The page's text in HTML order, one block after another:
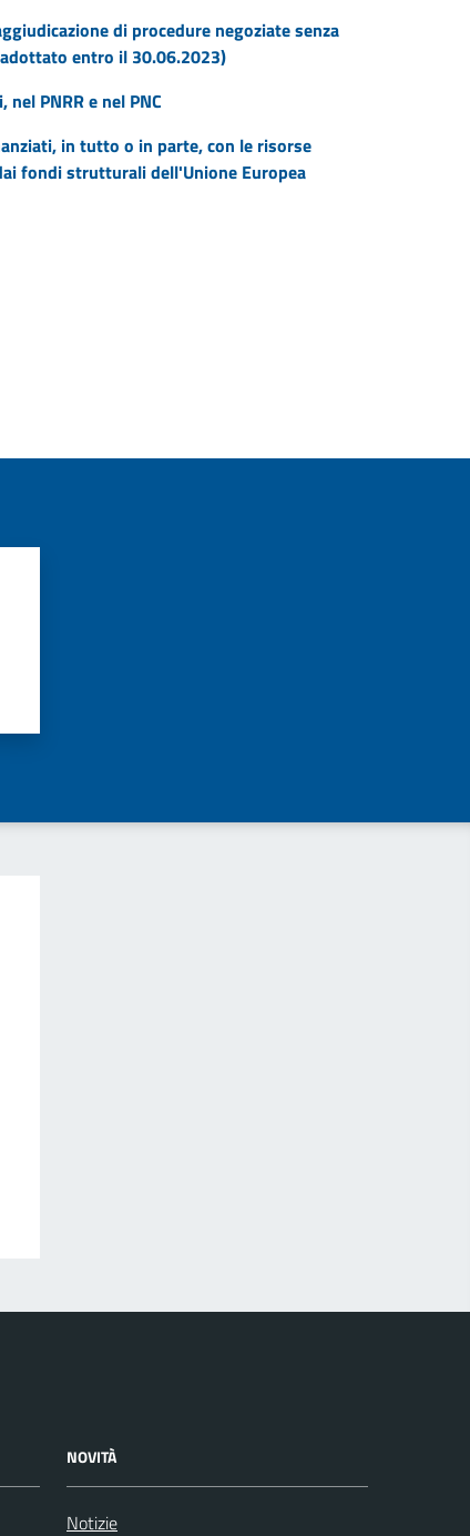
di procedure negoziate senza
entro il 30.06.2023)
PNRR e nel PNC
in tutto o in parte, con le risorse
fondi strutturali dell'Unione Europea
NOVITÀ
Notizie